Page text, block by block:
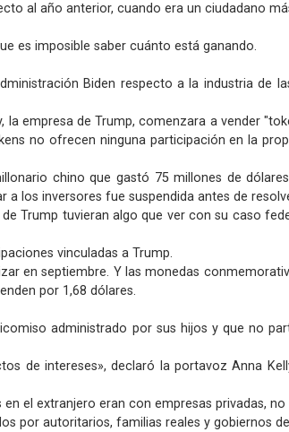
al año anterior, cuando era un ciudadano
es imposible saber cuánto está ganando.
Biden respecto a la industria de
empresa de Trump, comenzara a vender
no ofrecen ninguna participación en la
chino que gastó 75 millones de
los inversores fue suspendida antes de
Trump tuvieran algo que ver con su caso
vinculadas a Trump.
en septiembre. Y las monedas
por 1,68 dólares.
administrado por sus hijos y que no
de intereses», declaró la portavoz Anna
el extranjero eran con empresas privadas,
por autoritarios, familias reales y gobiernos